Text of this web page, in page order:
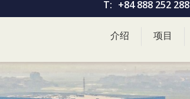
T: +84 888 252 288
介绍 项目